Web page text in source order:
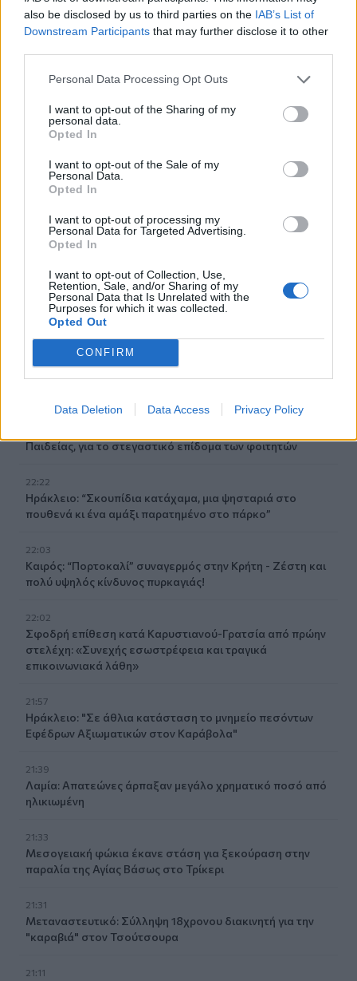
also be disclosed by us to third parties on the IAB’s List of
Downstream Participants that may further disclose it to other
Personal Data Processing Opt Outs
I want to opt-out of the Sharing of my
personal data.
Opted In
I want to opt-out of the Sale of my
Personal Data.
Opted In
I want to opt-out of processing my
Personal Data for Targeted Advertising.
Opted In
I want to opt-out of Collection, Use,
Retention, Sale, and/or Sharing of my
Personal Data that Is Unrelated with the
Purposes for which it was collected.
Opted Out
CONFIRM
Data Deletion Data Access Privacy Policy
23:23
15χρονη κόρη της και προκάλεσε επεισόδιο στο Κέντρο
Υγείας Σκιάθου
Ισπανία: Η Μαδρίτη επαναφέρει προσωρινά τους
συνοριακούς ελέγχους για όσους ταξιδεύουν από την
Ιταλία
23:02
επιτέθηκε με μαχαίρι και τραυμάτισε δύο άτομα
Σητεία: Φωτιά στα Αχλάδια, δύσκολη μάχη με τις φλόγες
- Βίντεο
Βρετανία: Κατά συρροή δολοφόνος καταδικάστηκε για
δύο δολοφονίες γυναικών - Η συγγνώμη από την
αστυνομία
Παιδείας, για το στεγαστικό επίδομα των φοιτητών
22:22
Ηράκλειο: “Σκουπίδια κατάχαμα, μια ψησταριά στο
πουθενά κι ένα αμάξι παρατημένο στο πάρκο”
22:03
Καιρός: “Πορτοκαλί” συναγερμός στην Κρήτη - Ζέστη και
πολύ υψηλός κίνδυνος πυρκαγιάς!
22:02
Σφοδρή επίθεση κατά Καρυστιανού-Γρατσία από πρώην
στελέχη: «Συνεχής εσωστρέφεια και τραγικά
επικοινωνιακά λάθη»
21:57
Ηράκλειο: "Σε άθλια κατάσταση το μνημείο πεσόντων
Εφέδρων Αξιωματικών στον Καράβολα"
21:39
Λαμία: Απατεώνες άρπαξαν μεγάλο χρηματικό ποσό από
ηλικιωμένη
21:33
Μεσογειακή φώκια έκανε στάση για ξεκούραση στην
παραλία της Αγίας Βάσως στο Τρίκερι
21:31
Μεταναστευτικό: Σύλληψη 18χρονου διακινητή για την
"καραβιά" στον Τσούτσουρα
21:11